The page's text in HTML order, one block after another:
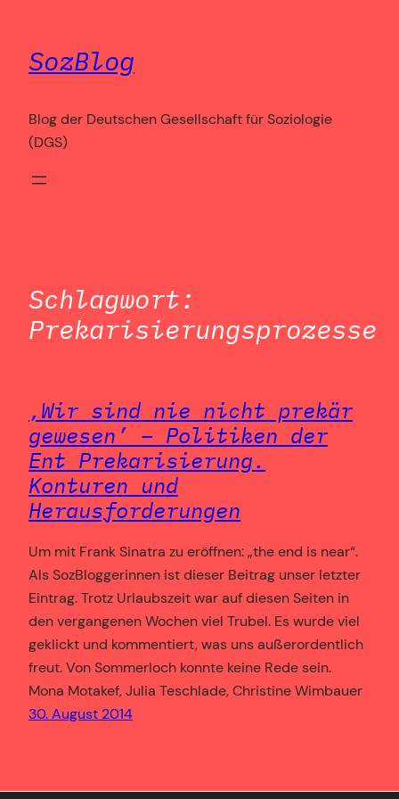
springen
SozBlog
Blog der Deutschen Gesellschaft für Soziologie
(DGS)
Schlagwort:
Prekarisierungsprozesse
‚Wir sind nie nicht prekär
gewesen’ – Politiken der
Ent_Prekarisierung.
Konturen und
Herausforderungen
Um mit Frank Sinatra zu eröffnen: „the end is near“.
Als SozBloggerinnen ist dieser Beitrag unser letzter
Eintrag. Trotz Urlaubszeit war auf diesen Seiten in
den vergangenen Wochen viel Trubel. Es wurde viel
geklickt und kommentiert, was uns außerordentlich
freut. Von Sommerloch konnte keine Rede sein.
Mona Motakef, Julia Teschlade, Christine Wimbauer
30. August 2014